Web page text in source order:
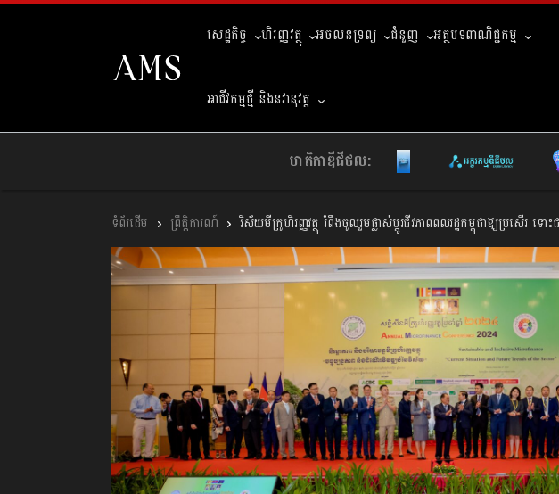
សេដ្ឋកិច្ច ហិរញ្ញវត្ថុ អចលនទ្រព្យ ជំនួញ អត្ថបទពាណិជ្ជកម្ម
អាជីវកម្មថ្មី និងនវានុវត្ត
មាតិកាឌីជីថល:
ព្រឹត្តិការណ៍ វិស័យមីក្រូហិរញ្ញវត្ថុ រំពឹងចូលរួមផ្លាស់ប្ដូរជីវភាពពលរដ្ឋកម្ពុជាឱ្យប្រសើរ